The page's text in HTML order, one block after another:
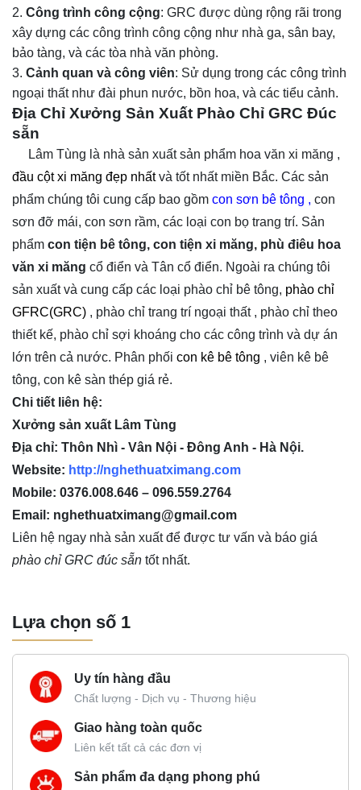
Công trình công cộng: GRC được dùng rộng rãi trong
xây dựng các công trình công cộng như nhà ga, sân bay,
bảo tàng, và các tòa nhà văn phòng.
Cảnh quan và công viên: Sử dụng trong các công trình
ngoại thất như đài phun nước, bồn hoa, và các tiểu cảnh.
Địa Chỉ Xưởng Sản Xuất Phào Chỉ GRC Đúc
sẵn
Lâm Tùng là nhà sản xuất sản phẩm hoa văn xi măng ,
đầu cột xi măng đẹp nhất và tốt nhất miền Bắc. Các sản
phẩm chúng tôi cung cấp bao gồm con sơn bê tông , con
sơn đỡ mái, con sơn rầm, các loại con bọ trang trí. Sản
phẩm con tiện bê tông, con tiện xi măng, phù điêu hoa
văn xi măng cổ điển và Tân cổ điển. Ngoài ra chúng tôi
sản xuất và cung cấp các loại phào chỉ bê tông, phào chỉ
GFRC(GRC) , phào chỉ trang trí ngoại thất , phào chỉ theo
thiết kế, phào chỉ sợi khoáng cho các công trình và dự án
lớn trên cả nước. Phân phối con kê bê tông , viên kê bê
tông, con kê sàn thép giá rẻ.
Chi tiết liên hệ:
Xưởng sản xuất Lâm Tùng
Địa chỉ: Thôn Nhì - Vân Nội - Đông Anh - Hà Nội.
Website: http://nghethuatximang.com
Mobile: 0376.008.646 – 096.559.2764
Email: nghethuatximang@gmail.com
Liên hệ ngay nhà sản xuất để được tư vấn và báo giá
phào chỉ GRC đúc sẵn tốt nhất.
Lựa chọn số 1
Uy tín hàng đầu
Chất lượng - Dịch vụ - Thương hiệu
Giao hàng toàn quốc
Liên kết tất cả các đơn vị
Sản phẩm đa dạng phong phú